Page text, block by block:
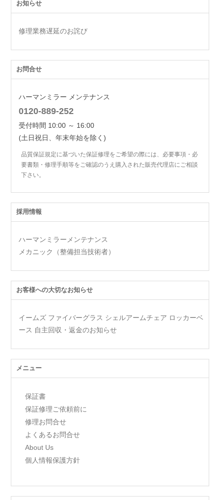
お知らせ
修理業務遅延のお詫び
お問合せ
ハーマンミラー メンテナンス
0120-889-252
受付時間 10:00 ～ 16:00
(土日祝日、年末年始を除く)
品質保証規定に基づいた保証修理をご希望の際には、必要事項・必
要書類・修理手順等をご確認のうえ購入された販売代理店にご相談
下さい。
採用情報
ハーマンミラーメンテナンス
メカニック（整備担当技術者）
お客様への大切なお知らせ
イームズ ファイバーグラス シェルアームチェア ロッカーベ
ース 自主回収・返金のお知らせ
メニュー
保証書
保証修理ご依頼前に
修理お問合せ
よくあるお問合せ
About Us
個人情報保護方針